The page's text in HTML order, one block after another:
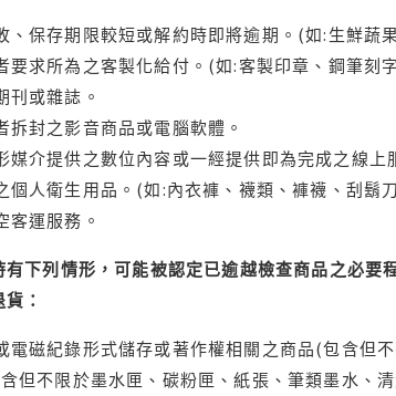
、保存期限較短或解約時即將逾期。(如:生鮮蔬
要求所為之客製化給付。(如:客製印章、鋼筆刻
刊或雜誌。
拆封之影音商品或電腦軟體。
媒介提供之數位內容或一經提供即為完成之線
個人衛生用品。(如:內衣褲、襪類、褲襪、刮鬍
客運服務。
有下列情形，可能被認定已逾越檢查商品之必
：
電磁紀錄形式儲存或著作權相關之商品(包含但
但不限於墨水匣、碳粉匣、紙張、筆類墨水、